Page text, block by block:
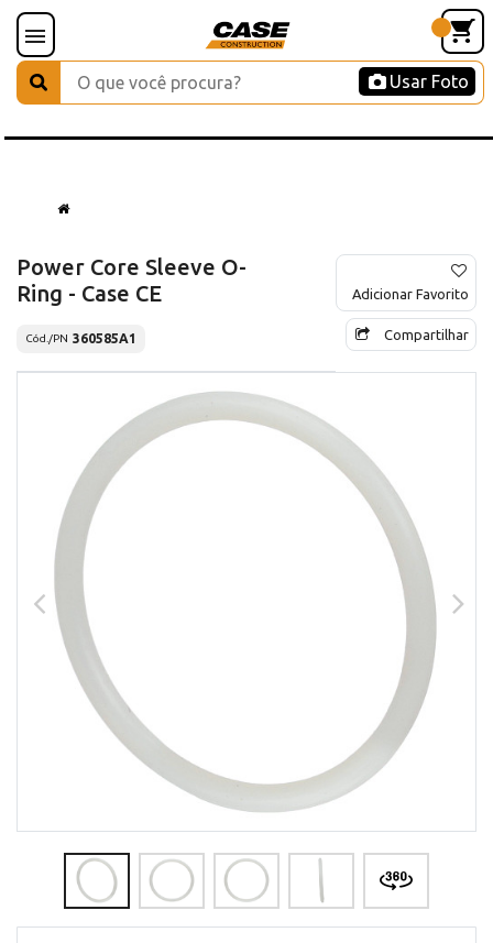
Usar Foto
Power Core Sleeve O-
Ring - Case CE
Cód./PN 360585A1
Adicionar Favorito
Compartilhar